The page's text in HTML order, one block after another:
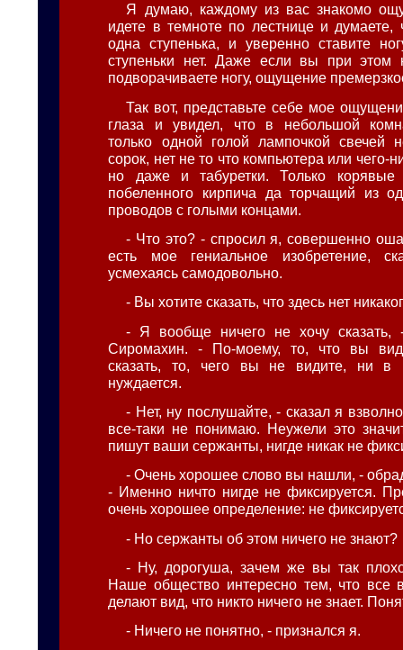
Я думаю, каждому из вас знакомо
идете в темноте по лестнице и думаете,
одна ступенька, и уверенно ставите
ступеньки нет. Даже если вы при
подворачиваете ногу, ощущение
Так вот, представьте себе мое
глаза и увидел, что в небольшой
только одной голой лампочкой
сорок, нет не то что компьютера или чего-
но даже и табуретки. Только
побеленного кирпича да торчащий из
проводов с голыми концами.
- Что это? - спросил я, совершенно
есть мое гениальное изобретение,
усмехаясь самодовольно.
- Вы хотите сказать, что здесь нет
- Я вообще ничего не хочу сказать,
Сиромахин. - По-моему, то, что вы
сказать, то, чего вы не видите, ни в
нуждается.
- Нет, ну послушайте, - сказал я
все-таки не понимаю. Неужели это
пишут ваши сержанты, нигде никак не
- Очень хорошее слово вы нашли, -
- Именно ничто нигде не фиксируется.
очень хорошее определение: не
- Но сержанты об этом ничего не знают?
- Ну, дорогуша, зачем же вы так
Наше общество интересно тем, что все
делают вид, что никто ничего не знает.
- Ничего не понятно, - признался я.